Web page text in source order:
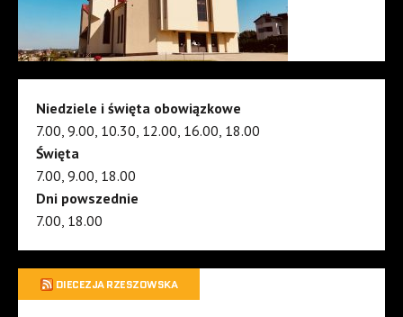
Niedziele i święta obowiązkowe
7.00, 9.00, 10.30, 12.00, 16.00, 18.00
Święta
7.00, 9.00, 18.00
Dni powszednie
7.00, 18.00
DIECEZJA RZESZOWSKA